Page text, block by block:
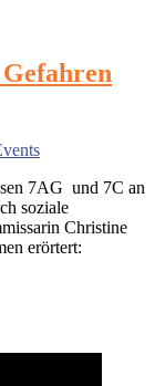
7AG und 7C an
soziale
Christine
erörtert: